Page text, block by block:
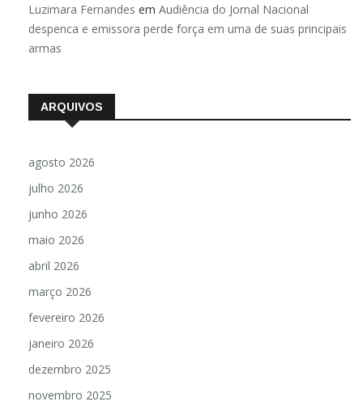
Luzimara Fernandes em Audiência do Jornal Nacional
despenca e emissora perde força em uma de suas principais
armas
ARQUIVOS
agosto 2026
julho 2026
junho 2026
maio 2026
abril 2026
março 2026
fevereiro 2026
janeiro 2026
dezembro 2025
novembro 2025